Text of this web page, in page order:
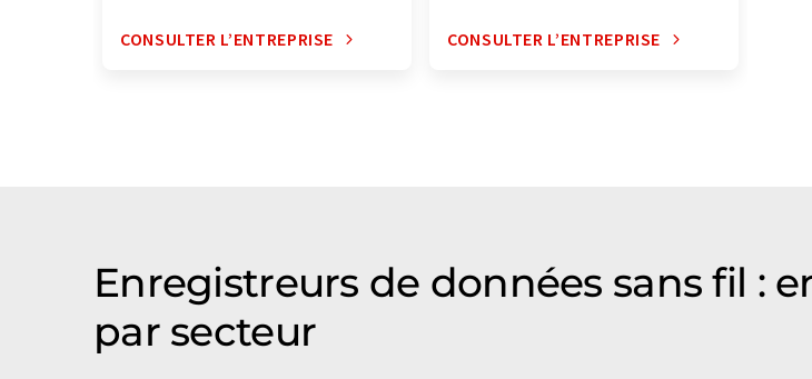
CONSULTER L’ENTREPRISE CONSULTER L’ENTREPRISE
Enregistreurs de données sans fil :
par secteur